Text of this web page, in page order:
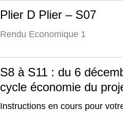
Plier D Plier – S07
Rendu Economique 1
S8 à S11 : du 6
cycle économie du
Instructions en cours pour